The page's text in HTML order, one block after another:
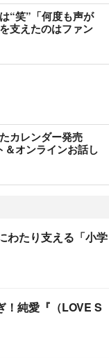
“笑”「何度も声が
支えたのはファン
カレンダー発売
オンラインお話し
わたり支える「小学
！純愛『（LOVE S